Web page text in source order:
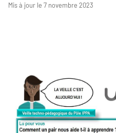
Mis à jour le 7 novembre 2023